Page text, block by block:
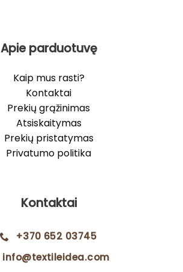
Apie parduotuvę
Kaip mus rasti?
Kontaktai
Prekių grąžinimas
Atsiskaitymas
Prekių pristatymas
Privatumo politika
Kontaktai
+370 652 03745
info@textileidea.com